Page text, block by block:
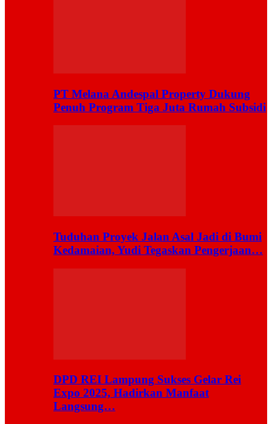
PT Melana Andespal Property Dukung
Penuh Program Tiga Juta Rumah Subsidi
Tuduhan Proyek Jalan Asal Jadi di Bumi
Kedamaian, Yudi Tegaskan Pengerjaan…
DPD REI Lampung Sukses Gelar Rei
Expo 2025, Hadirkan Manfaat
Langsung…